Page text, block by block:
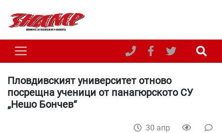
Пловдивският университет отново
посрещна ученици от панагюрското СУ
„Нешо Бончев“
30 апр